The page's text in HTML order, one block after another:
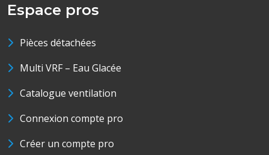
Espace pros
Pièces détachées
Multi VRF – Eau Glacée
Catalogue ventilation
Connexion compte pro
Créer un compte pro